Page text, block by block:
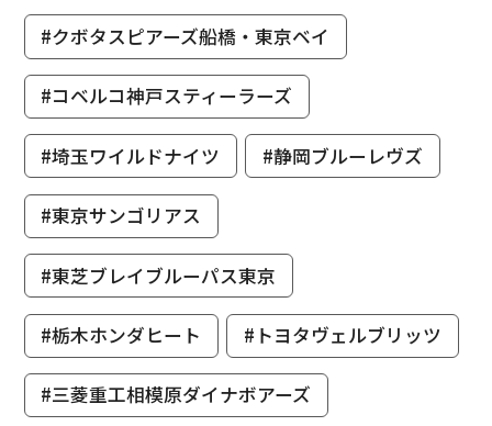
#クボタスピアーズ船橋・東京ベイ
#コベルコ神戸スティーラーズ
#埼玉ワイルドナイツ #静岡ブルーレヴズ
#東京サンゴリアス
#東芝ブレイブルーパス東京
#栃木ホンダヒート #トヨタヴェルブリッツ
#三菱重工相模原ダイナボアーズ